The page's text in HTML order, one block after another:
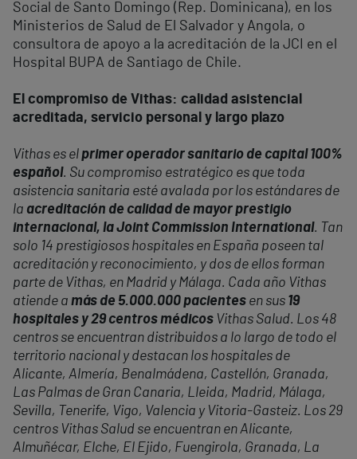
Social de Santo Domingo (Rep. Dominicana), en los
Ministerios de Salud de El Salvador y Angola, o
consultora de apoyo a la acreditación de la JCI en el
Hospital BUPA de Santiago de Chile.
El compromiso de Vithas: calidad asistencial
acreditada, servicio personal y largo plazo
Vithas es elprimer operador sanitario de capital 100%
español. Su compromiso estratégico es que toda
asistencia sanitaria esté avalada por los estándares de
la acreditación de calidad de mayor prestigio
internacional, la Joint Commission International. Tan
solo 14 prestigiosos hospitales en España poseen tal
acreditación y reconocimiento, y dos de ellos forman
parte de Vithas, en Madrid y Málaga. Cada año Vithas
atiende a más de 5.000.000 pacientes en sus 19
hospitales y 29 centros médicos Vithas Salud. Los 48
centros se encuentran distribuidos a lo largo de todo el
territorio nacional y destacan los hospitales de
Alicante, Almería, Benalmádena, Castellón, Granada,
Las Palmas de Gran Canaria, Lleida, Madrid, Málaga,
Sevilla, Tenerife, Vigo, Valencia y Vitoria-Gasteiz. Los 29
centros Vithas Salud se encuentran en Alicante,
Almuñécar, Elche, El Ejido, Fuengirola, Granada, La